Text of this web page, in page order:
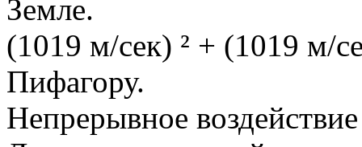
Земле.
(1019 м/сек) ² + (1019 м/
Пифагору.
Непрерывное